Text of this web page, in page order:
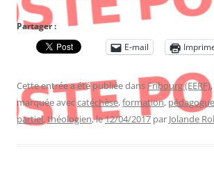
Partager :
E-mail
Cette entrée a été publiée dans Fribourg (EERF),
marquée aveccatéchèse,formation,
partiel,théologien, le12/04/2017 par Jolande